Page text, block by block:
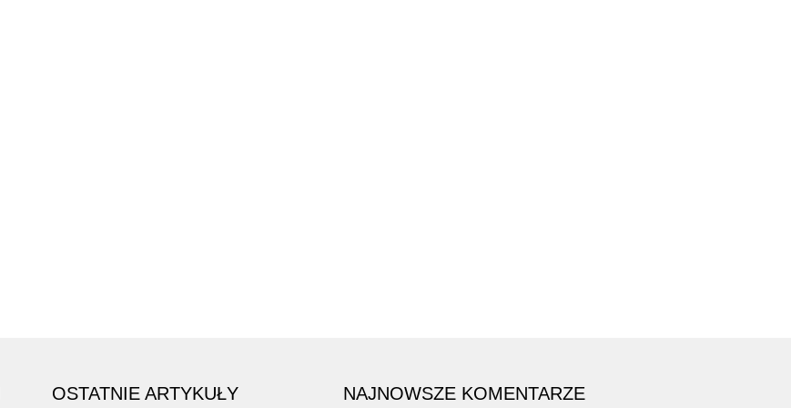
OSTATNIE ARTYKUŁY NAJNOWSZE KOMENTARZE